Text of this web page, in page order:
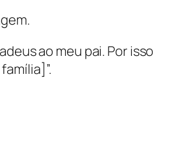
ao meu pai. Por isso